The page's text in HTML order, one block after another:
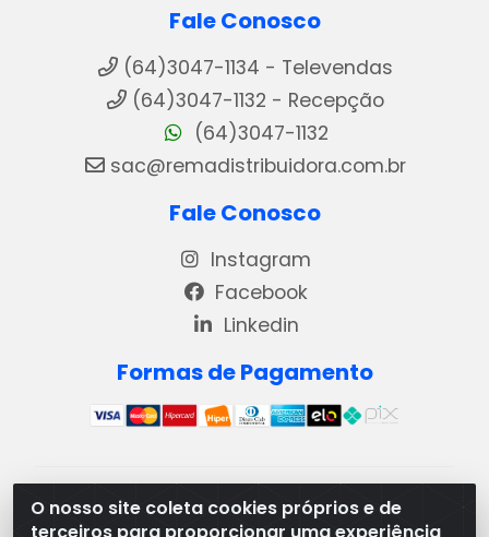
O nosso site coleta cookies próprios e de
Fale Conosco
(64)3047-1134 - Televendas
(64)3047-1132 - Recepção
(64)3047-1132
sac@remadistribuidora.com.br
Fale Conosco
Instagram
Facebook
Linkedin
Formas de Pagamento
REMA DISTRIBUIDORA E REPRESENTAÇÕES DE
PRODUTOS LACTEOS LTDA - VIA DPI 6 QD 4 LOTES